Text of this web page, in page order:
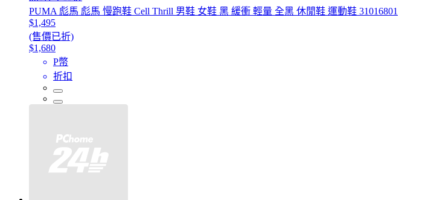
PUMA 彪馬 彪馬 慢跑鞋 Cell Thrill 男鞋 女鞋 黑 緩衝 輕量 全黑 休閒鞋 運動鞋 31016801
$1,495
(售價已折)
$1,680
P幣
折扣